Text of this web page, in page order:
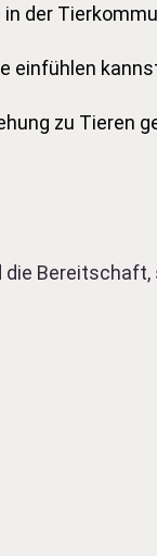
der
einfühlen
zu Tieren